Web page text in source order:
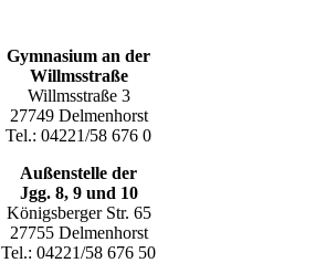
Gymnasium an der
Willmsstraße
Willmsstraße 3
27749 Delmenhorst
Tel.: 04221/58 676 0
Außenstelle der
Jgg. 8, 9 und 10
Königsberger Str. 65
27755 Delmenhorst
Tel.: 04221/58 676 50